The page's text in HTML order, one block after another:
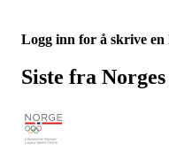
Logg inn for å skrive en
Siste fra